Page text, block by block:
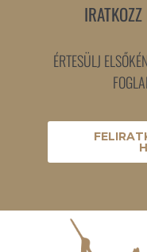
ÉRTESÜLJ